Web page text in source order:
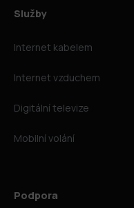
Služby
Internet kabelem
Internet vzduchem
Digitální televize
Mobilní volání
Podpora